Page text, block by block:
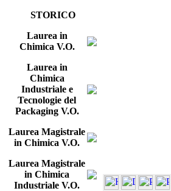
STORICO
Laurea in
Chimica V.O.
Laurea in
Chimica
Industriale e
Tecnologie del
Packaging V.O.
Laurea Magistrale
in Chimica V.O.
Laurea Magistrale
in Chimica
Industriale V.O.